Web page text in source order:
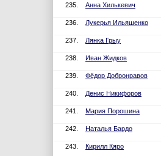
235. Анна Хилькевич
236. Лукерья Ильяшенко
237. Лянка Грыу
238. Иван Жидков
239. Фёдор Добронравов
240. Денис Никифоров
241. Мария Порошина
242. Наталья Бардо
243. Кирилл Кяро